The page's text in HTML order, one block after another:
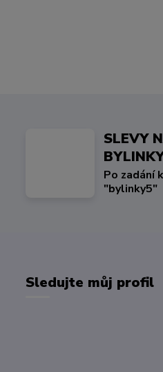
SLEVY
Po zadání
"bylinky5"
Sledujte můj profil